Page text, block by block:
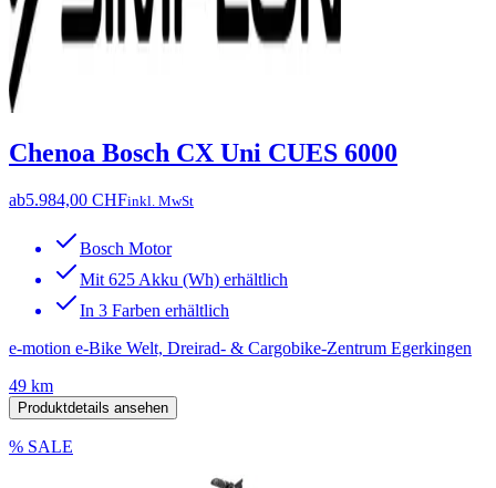
Chenoa Bosch CX Uni CUES 6000
ab5.984,00 CHFinkl. MwSt
Bosch Motor
Mit 625 Akku (Wh) erhältlich
In 3 Farben erhältlich
e-motion e-Bike Welt, Dreirad- & Cargobike-Zentrum Egerkingen
49 km
Produktdetails ansehen
% SALE